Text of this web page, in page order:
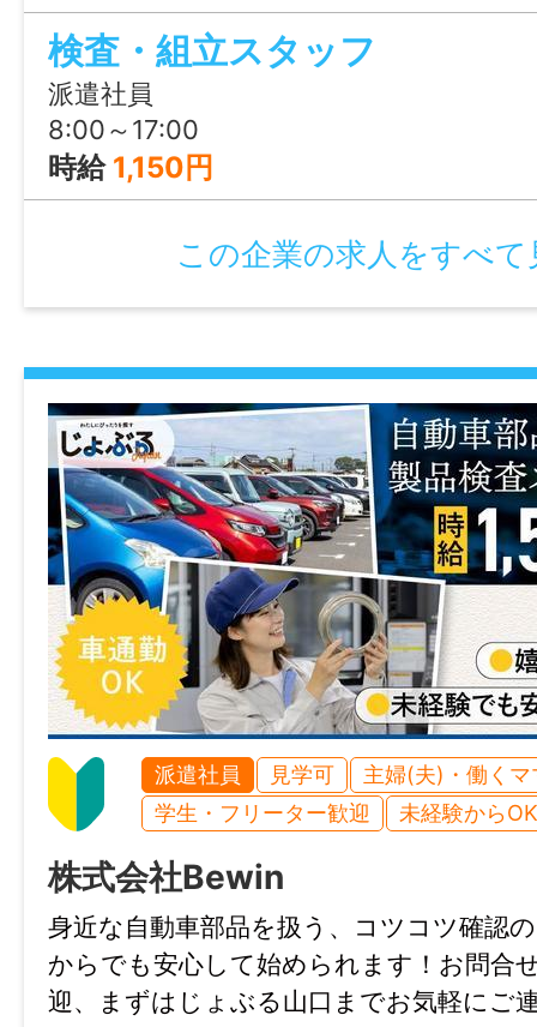
休憩時間
60分
就業日
月～土 ※会社カレンダーによる22日
休日・休暇
諸手当
昇給あり
通勤手当あり(上限10,400円／月 ※実費支給
退職金制度あり(勤続3年以上)
その他手当あり(時間外手当、運行時間外手
を支給)
加入保険等
社会保険完備（雇用・健康・労災・厚生）
マイカー通勤
可
時間外
月平均45時間
36協定における特別条項あり
経験
【必須】大型車の乗務経験1年以上
年齢制限
学歴
免許・資格
【必須】大型自動車免許
就業時間
1年単位の変形労働時間制
06:00～14:30（実働7.5時間）
※業務によって変動あり
【月平均所定労働時間：165時間】
休憩時間
60分
就業日
月～土 ※会社カレンダーによる22日
休日・休暇
実。長期勤務可能な安定した環境です。
検査・組立スタッフ
派遣社員
8:00～17:00
時給 1,150円
この企業の求人をすべて
派遣社員 見学可
主婦(夫)・働くマ
学生・フリーター歓迎
未経験からOK
株式会社Bewin
⾝近な⾃動⾞部品を扱う、コツコツ確認
からでも安⼼して始められます！お問合
迎、まずはじょぶる山口までお気軽にご